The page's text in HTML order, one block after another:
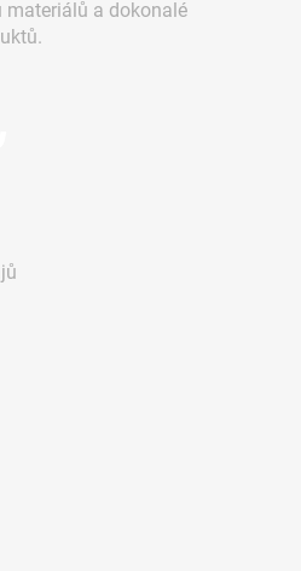
a dokonalé